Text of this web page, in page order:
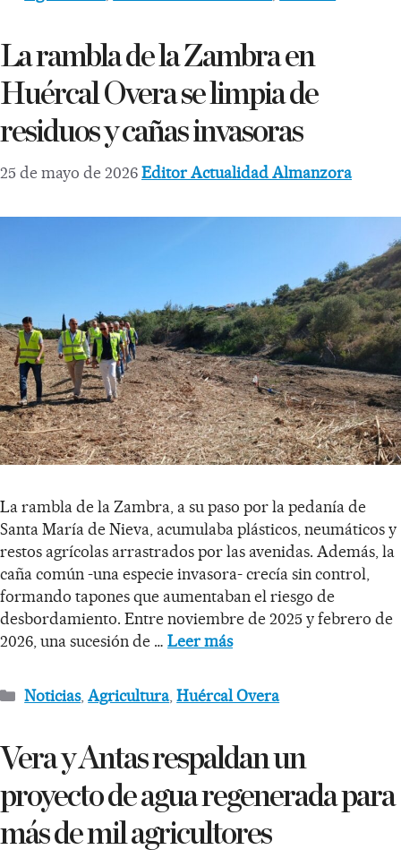
La rambla de la Zambra en
Huércal Overa se limpia de
residuos y cañas invasoras
25 de mayo de 2026Editor Actualidad Almanzora
La rambla de la Zambra, a su paso por la pedanía de
Santa María de Nieva, acumulaba plásticos, neumáticos y
restos agrícolas arrastrados por las avenidas. Además, la
caña común -una especie invasora- crecía sin control,
formando tapones que aumentaban el riesgo de
desbordamiento. Entre noviembre de 2025 y febrero de
2026, una sucesión de … Leer más
Noticias,Agricultura,Huércal Overa
Vera y Antas respaldan un
proyecto de agua regenerada para
más de mil agricultores